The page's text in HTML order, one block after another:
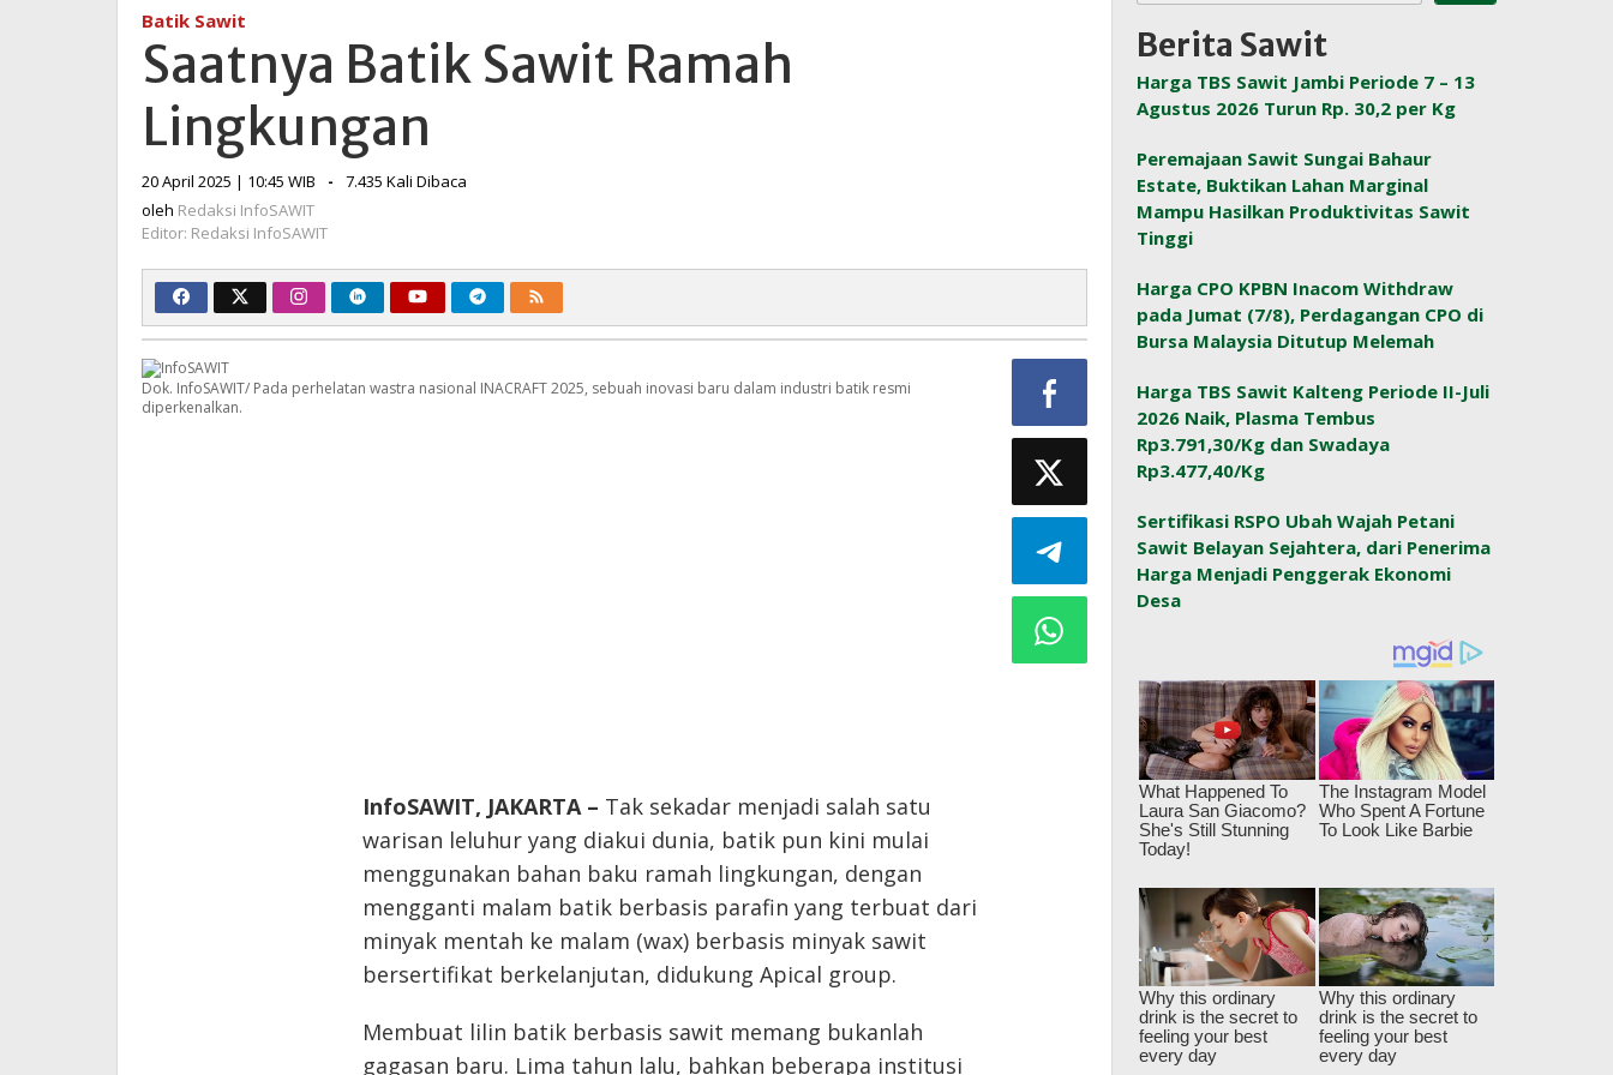
Lingkungan
Batik Sawit
Saatnya Batik Sawit Ramah
Lingkungan
20 April 2025 | 10:45 WIB
oleh
InfoSAWIT
-
7.435 Kali Dibaca
oleh Redaksi InfoSAWIT
Editor: Redaksi InfoSAWIT
Dok. InfoSAWIT/ Pada perhelatan wastra nasional INACRAFT 2025, sebuah inovasi baru dalam industri batik resmi
diperkenalkan.
InfoSAWIT, JAKARTA – Tak sekadar menjadi salah satu
warisan leluhur yang diakui dunia, batik pun kini mulai
menggunakan bahan baku ramah lingkungan, dengan
mengganti malam batik berbasis parafin yang terbuat dari
minyak mentah ke malam (wax) berbasis minyak sawit
bersertifikat berkelanjutan, didukung Apical group.
Membuat lilin batik berbasis sawit memang bukanlah
gagasan baru. Lima tahun lalu, bahkan beberapa institusi
Berita Sawit
Harga TBS Sawit Jambi Periode 7 – 13
Agustus 2026 Turun Rp. 30,2 per Kg
Peremajaan Sawit Sungai Bahaur
Estate, Buktikan Lahan Marginal
Mampu Hasilkan Produktivitas Sawit
Tinggi
Harga CPO KPBN Inacom Withdraw
pada Jumat (7/8), Perdagangan CPO di
Bursa Malaysia Ditutup Melemah
Harga TBS Sawit Kalteng Periode II-Juli
2026 Naik, Plasma Tembus
Rp3.791,30/Kg dan Swadaya
Rp3.477,40/Kg
Sertifikasi RSPO Ubah Wajah Petani
Sawit Belayan Sejahtera, dari Penerima
Harga Menjadi Penggerak Ekonomi
Desa